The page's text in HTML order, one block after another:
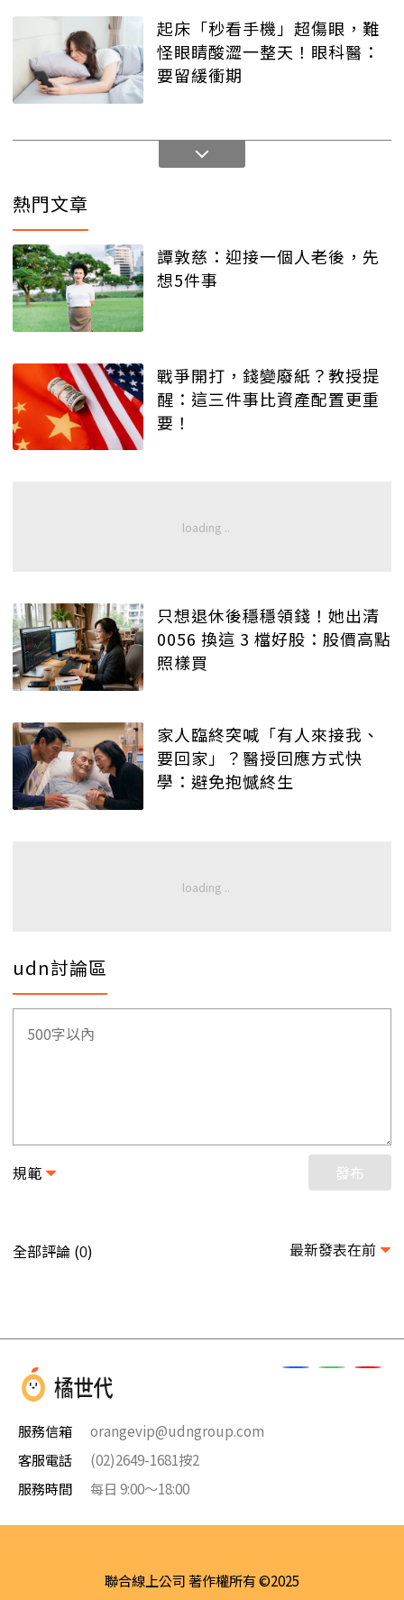
起床「秒看手機」超傷眼，難
怪眼睛酸澀一整天！眼科醫：
要留緩衝期
熱門文章
譚敦慈：迎接一個人老後，先
想5件事
戰爭開打，錢變廢紙？教授提
醒：這三件事比資產配置更重
要！
只想退休後穩穩領錢！她出清
0056 換這 3 檔好股：股價高點
照樣買
家人臨終突喊「有人來接我、
要回家」？醫授回應方式快
學：避免抱憾終生
udn討論區
規範 發布
全部評論 (0) 最新發表在前
服務信箱
orangevip@udngroup.com
客服電話
(02)2649-1681按2
服務時間
每日 9:00～18:00
聯合線上公司 著作權所有 ©2025